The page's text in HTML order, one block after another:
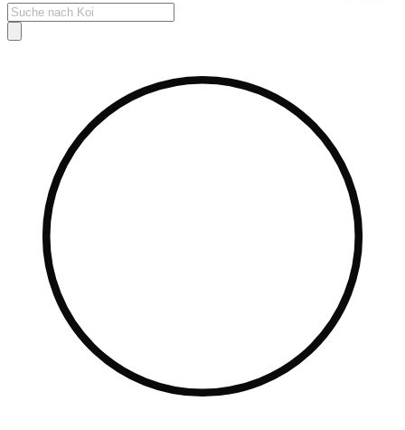
Products
search